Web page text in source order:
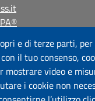
e di terze parti,
il tuo consenso,
video e
i cookie non